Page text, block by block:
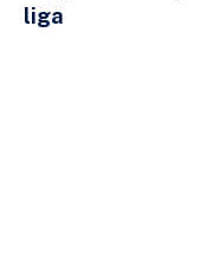
liga